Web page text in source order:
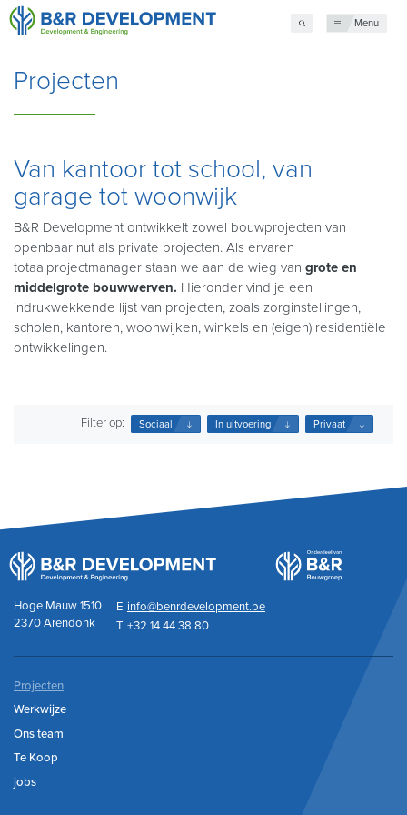
Menu
Projecten
Van kantoor tot school, van
garage tot woonwijk
B&R Development ontwikkelt zowel bouwprojecten van
openbaar nut als private projecten. Als ervaren
totaalprojectmanager staan we aan de wieg van grote en
middelgrote bouwwerven. Hieronder vind je een
indrukwekkende lijst van projecten, zoals zorginstellingen,
scholen, kantoren, woonwijken, winkels en (eigen) residentiële
ontwikkelingen.
Filter op: Sociaal In uitvoering Privaat
Hoge Mauw 1510
2370 Arendonk
E info@benrdevelopment.be
T +32 14 44 38 80
Projecten
Werkwijze
Ons team
Te Koop
jobs